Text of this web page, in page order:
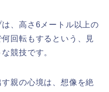
、高さ6メートル以上の
回転もするという、見
競技です。
親の心境は、想像を絶